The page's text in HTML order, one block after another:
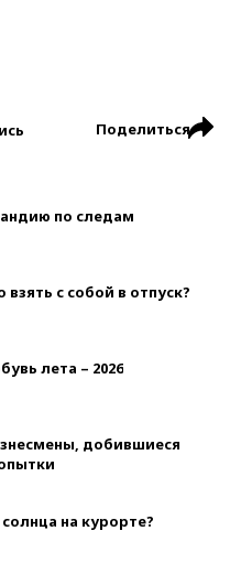
Поделиться
по следам
с собой в отпуск?
лета – 2026
добившиеся
на курорте?